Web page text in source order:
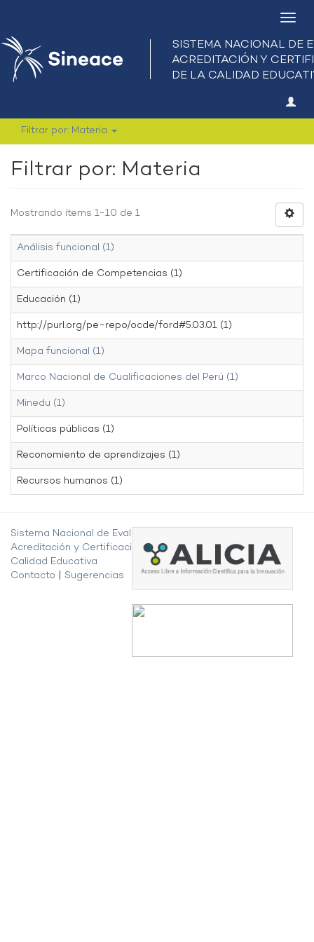
Filtrar por: Materia
Filtrar por: Materia
Mostrando ítems 1-10 de 1
Análisis funcional (1)
Certificación de Competencias (1)
Educación (1)
http://purl.org/pe-repo/ocde/ford#5.03.01 (1)
Mapa funcional (1)
Marco Nacional de Cualificaciones del Perú (1)
Minedu (1)
Políticas públicas (1)
Reconomiento de aprendizajes (1)
Recursos humanos (1)
Sistema Nacional de Evaluación,
Acreditación y Certificación de la
Calidad Educativa
Contacto
Sugerencias